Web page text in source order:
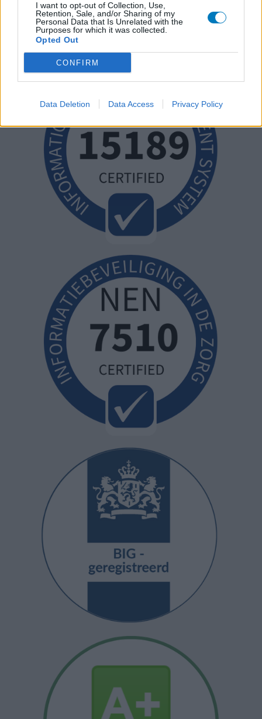
I want to opt-out of Collection, Use,
Retention, Sale, and/or Sharing of my
Personal Data that Is Unrelated with the
Purposes for which it was collected.
Opted Out
CONFIRM
Data Deletion Data Access Privacy Policy